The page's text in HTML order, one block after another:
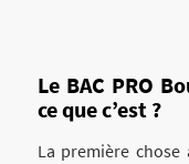
Le BAC PRO
ce que c’est ?
La première chose